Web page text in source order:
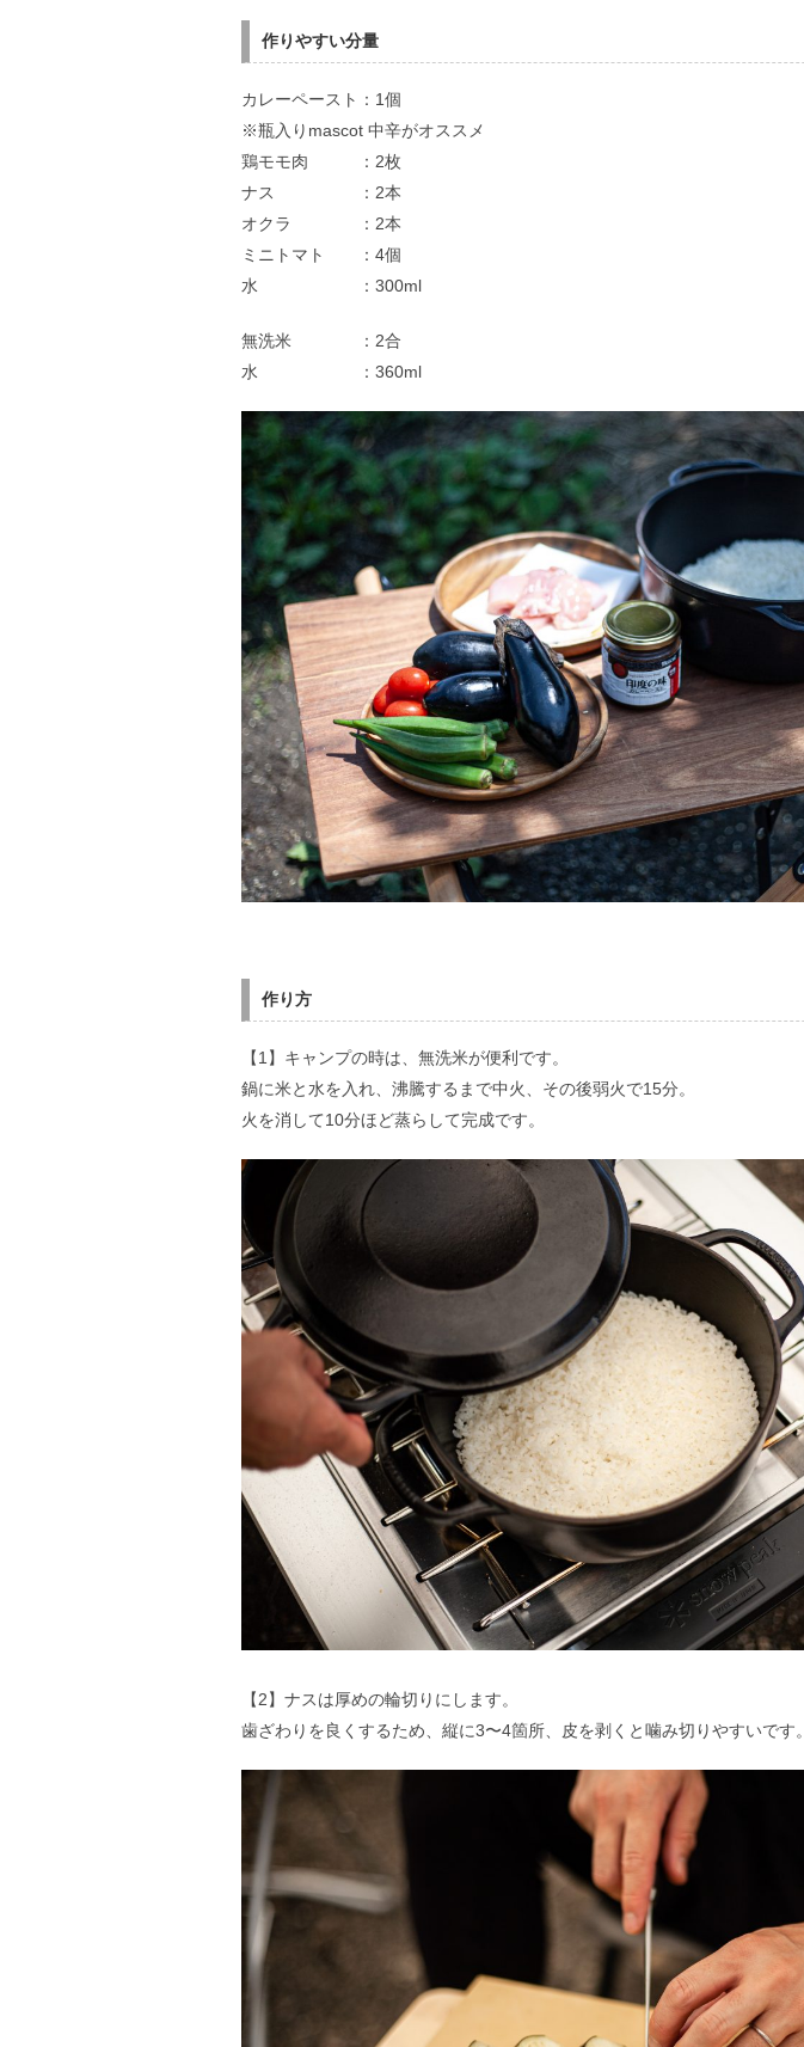
作りやすい分量
カレーペースト：1個
※瓶入りmascot 中辛がオススメ
鶏モモ肉 ：2枚
ナス ：2本
オクラ ：2本
ミニトマト ：4個
水 ：300ml
無洗米 ：2合
水 ：360ml
作り方
【1】キャンプの時は、無洗米が便利です。
鍋に米と水を入れ、沸騰するまで中火、その後弱火で15分。
火を消して10分ほど蒸らして完成です。
【2】ナスは厚めの輪切りにします。
歯ざわりを良くするため、縦に3〜4箇所、皮を剥くと噛み切りやすいです。